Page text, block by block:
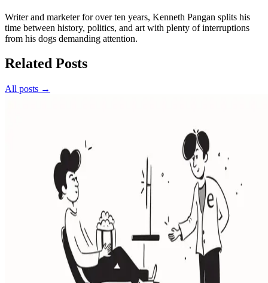
Writer and marketer for over ten years, Kenneth Pangan splits his
time between history, politics, and art with plenty of interruptions
from his dogs demanding attention.
Related Posts
All posts →